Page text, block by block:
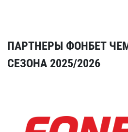
ПАРТНЕРЫ ФОНБЕТ
СЕЗОНА 2025/2026